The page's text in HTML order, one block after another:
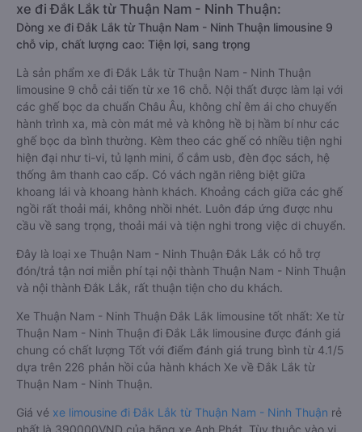
xe đi Đắk Lắk từ Thuận Nam - Ninh Thuận:
Dòng xe đi Đắk Lắk từ Thuận Nam - Ninh Thuận limousine 9
chỗ vip, chất lượng cao: Tiện lợi, sang trọng
Là sản phẩm xe đi Đắk Lắk từ Thuận Nam - Ninh Thuận
limousine 9 chỗ cải tiến từ xe 16 chỗ. Nội thất được làm lại với
các ghế bọc da chuẩn Châu Âu, không chỉ êm ái cho chuyến
hành trình xa, mà còn mát mẻ và không hề bị hầm bí như các
ghế bọc da bình thường. Kèm theo các ghế có nhiều tiện nghi
hiện đại như ti-vi, tủ lạnh mini, ổ cắm usb, đèn đọc sách, hệ
thống âm thanh cao cấp. Có vách ngăn riêng biệt giữa
khoang lái và khoang hành khách. Khoảng cách giữa các ghế
ngồi rất thoải mái, không nhồi nhét. Luôn đáp ứng được nhu
cầu về sang trọng, thoải mái và tiện nghi trong việc di chuyển.
Đây là loại xe Thuận Nam - Ninh Thuận Đắk Lắk có hỗ trợ
đón/trả tận nơi miễn phí tại nội thành Thuận Nam - Ninh Thuận
và nội thành Đắk Lắk, rất thuận tiện cho du khách.
Xe Thuận Nam - Ninh Thuận Đắk Lắk limousine tốt nhất: Xe từ
Thuận Nam - Ninh Thuận đi Đắk Lắk limousine được đánh giá
chung có chất lượng Tốt với điểm đánh giá trung bình từ 4.1/5
dựa trên 226 phản hồi của hành khách Xe về Đắk Lắk từ
Thuận Nam - Ninh Thuận.
Giá vé xe limousine đi Đắk Lắk từ Thuận Nam - Ninh Thuận rẻ
nhất là 390000VND của hãng xe Anh Phát. Tùy thuộc vào vị